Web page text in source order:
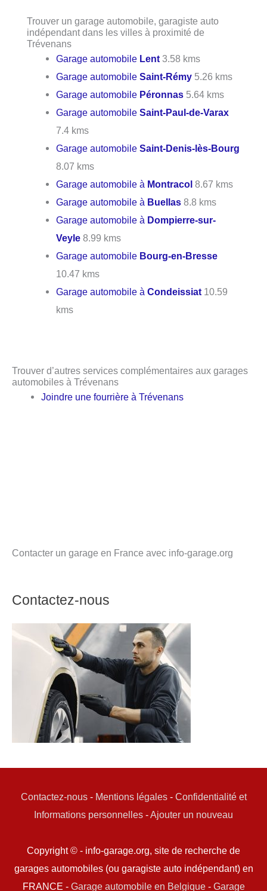
Trouver un garage automobile, garagiste auto
indépendant dans les villes à proximité de
Trévenans
Garage automobile Lent 3.58 kms
Garage automobileSaint-Rémy 5.26 kms
Garage automobile Péronnas 5.64 kms
Garage automobileSaint-Paul-de-Varax
7.4 kms
Garage automobileSaint-Denis-lès-Bourg
8.07 kms
Garage automobile à Montracol 8.67 kms
Garage automobile à Buellas 8.8 kms
Garage automobile à Dompierre-sur-
Veyle 8.99 kms
Garage automobile Bourg-en-Bresse
10.47 kms
Garage automobile àCondeissiat 10.59
kms
Trouver d’autres services complémentaires aux garages
automobiles à Trévenans
Joindre une fourrière à Trévenans
Contacter un garage en France avec info-garage.org
Contactez-nous
Contactez-nous- Mentions légales- Confidentialité et
Informations personnelles -Ajouter un nouveau
Copyright © - info-garage.org, site de recherche de
garages automobiles (ou garagiste auto indépendant) en
FRANCE - Garage automobile en Belgique- Garage